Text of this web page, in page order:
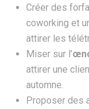
Créer des
coworking et
attirer les
Miser sur l’
attirer une
automne.
Proposer des